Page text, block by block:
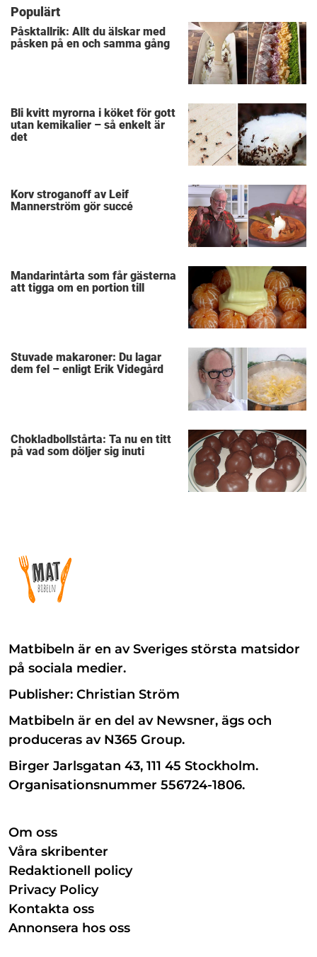
Populärt
Påsktallrik: Allt du älskar med
påsken på en och samma gång
Bli kvitt myrorna i köket för gott
utan kemikalier – så enkelt är
det
Korv stroganoff av Leif
Mannerström gör succé
Mandarintårta som får gästerna
att tigga om en portion till
Stuvade makaroner: Du lagar
dem fel – enligt Erik Videgård
Chokladbollstårta: Ta nu en titt
på vad som döljer sig inuti
Matbibeln är en av Sveriges största matsidor
på sociala medier.
Publisher: Christian Ström
Matbibeln är en del av Newsner, ägs och
produceras av N365 Group.
Birger Jarlsgatan 43, 111 45 Stockholm.
Organisationsnummer 556724-1806.
Om oss
Våra skribenter
Redaktionell policy
Privacy Policy
Kontakta oss
Annonsera hos oss